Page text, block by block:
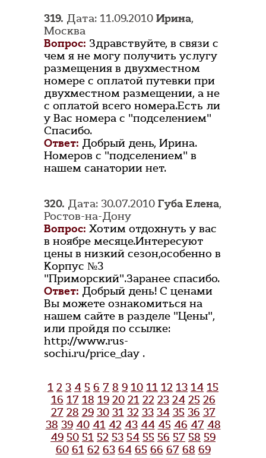
319. Дата: 11.09.2010 Ирина,
Москва
Вопрос: Здравствуйте, в связи с
чем я не могу получить услугу
размещения в двухместном
номере с оплатой путевки при
двухместном размещении, а не
с оплатой всего номера.Есть ли
у Вас номера с "подселением"
Спасибо.
Ответ: Добрый день, Ирина.
Номеров с "подселением" в
нашем санатории нет.
320. Дата: 30.07.2010 Губа Елена,
Ростов-на-Дону
Вопрос: Хотим отдохнуть у вас
в ноябре месяце.Интересуют
цены в низкий сезон,особенно в
Корпус №3
"Приморский".Заранее спасибо.
Ответ: Добрый день! С ценами
Вы можете ознакомиться на
нашем сайте в разделе "Цены",
или пройдя по ссылке:
http://www.rus-
sochi.ru/price_day .
1 2 3 4 5 6 7 8 9 10 11 12 13 14 15
16 17 18 19 20 21 22 23 24 25 26
27 28 29 30 31 32 33 34 35 36 37
38 39 40 41 42 43 44 45 46 47 48
49 50 51 52 53 54 55 56 57 58 59
60 61 62 63 64 65 66 67 68 69